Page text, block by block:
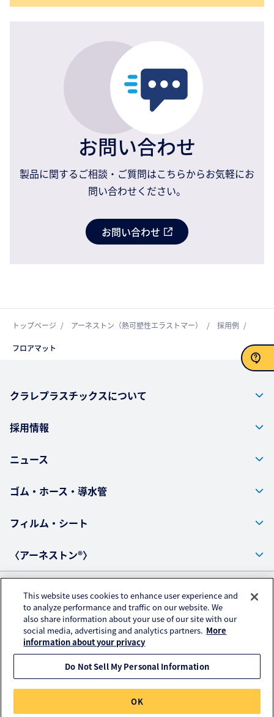
お問い合わせ
お問い合わせ
製品に関するご相談・ご質問はこちらからお気軽にお
問い合わせください。
お問い合わせ
トップページ アーネストン（熱可塑性エラストマー） 採用例
フロアマット
クラレプラスチックスについて
採用情報
ニュース
ゴム・ホース・導水管
フィルム・シート
〈アーネストン®〉
プライバシーポリシー
アクセスデータの取扱いについて
ご利用にあたって
© KURARAY PLASTICS CO., LTD. All RIGHTS RESERVED.
This website uses cookies to enhance user experience and
to analyze performance and traffic on our website. We
also share information about your use of our site with our
social media, advertising and analytics partners. More
information about your privacy
Do Not Sell My Personal Information
OK